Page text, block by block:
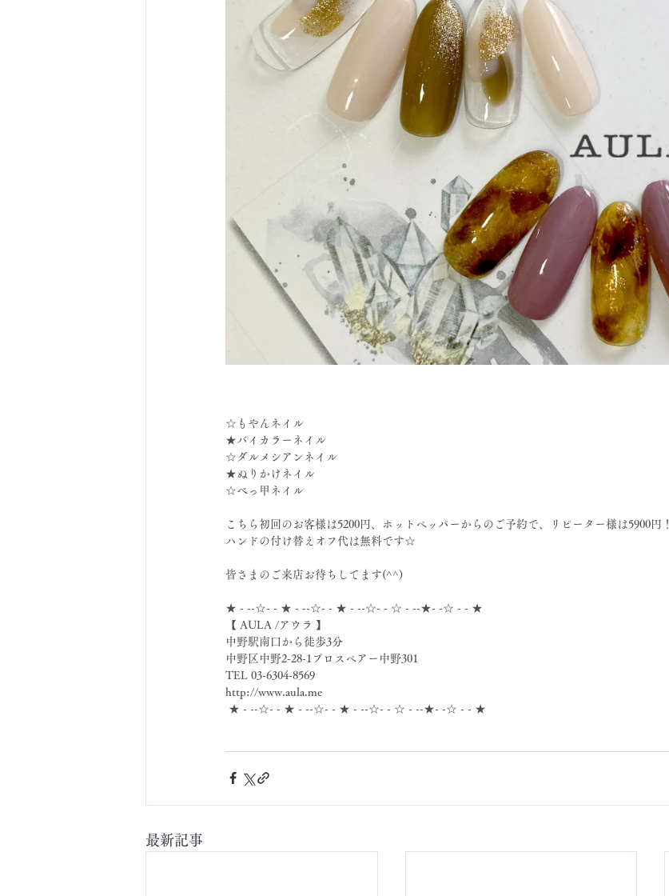
☆もやんネイル
★バイカラーネイル
☆ダルメシアンネイル
★ぬりかけネイル
☆べっ甲ネイル
こちら初回のお客様は5200円、ホットペッパーからのご予約で、リピーター様は5900円！
ハンドの付け替えオフ代は無料です☆
皆さまのご来店お待ちしてます(^^)
★ - --☆- - ★ - --☆- - ★ - --☆- - ☆ - --★- -☆ - - ★
【 AULA /アウラ 】
中野駅南口から徒歩3分
中野区中野2-28-1プロスペアー中野301
TEL 03-6304-8569
http://www.aula.me
★ - --☆- - ★ - --☆- - ★ - --☆- - ☆ - --★- -☆ - - ★
最新記事